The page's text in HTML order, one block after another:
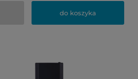
do koszyka